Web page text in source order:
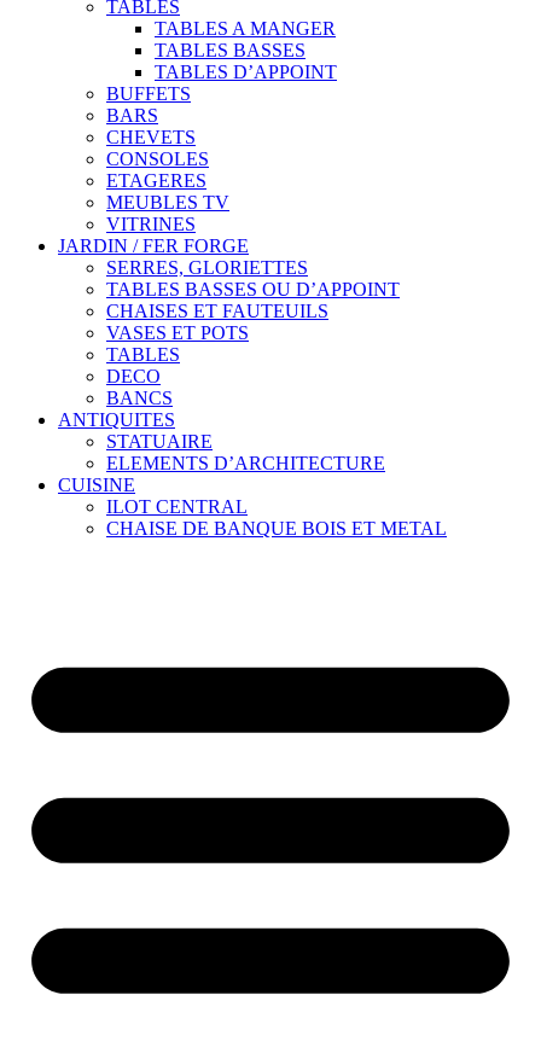
TABLES
TABLES A MANGER
TABLES BASSES
TABLES D’APPOINT
BUFFETS
BARS
CHEVETS
CONSOLES
ETAGERES
MEUBLES TV
VITRINES
JARDIN / FER FORGE
SERRES, GLORIETTES
TABLES BASSES OU D’APPOINT
CHAISES ET FAUTEUILS
VASES ET POTS
TABLES
DECO
BANCS
ANTIQUITES
STATUAIRE
ELEMENTS D’ARCHITECTURE
CUISINE
ILOT CENTRAL
CHAISE DE BANQUE BOIS ET METAL